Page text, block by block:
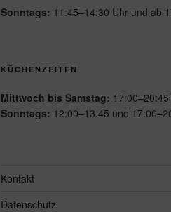
Sonntags: 11:45–14:30 Uhr und ab
KÜCHENZEITEN
Mittwoch bis Samstag:
Sonntags: 12:00–13.45 und
Kontakt
Datenschutz